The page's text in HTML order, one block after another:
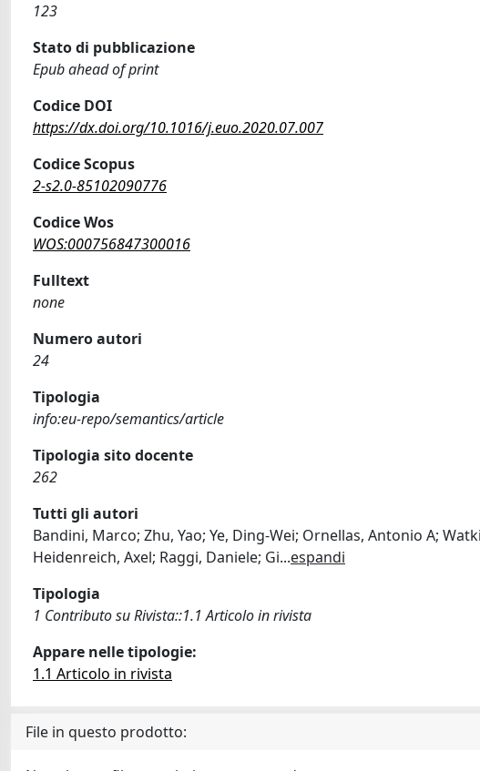
123
Stato di pubblicazione
Epub ahead of print
Codice DOI
https://dx.doi.org/10.1016/j.euo.2020.07.007
Codice Scopus
2-s2.0-85102090776
Codice Wos
WOS:000756847300016
Fulltext
none
Numero autori
24
Tipologia
info:eu-repo/semantics/article
Tipologia sito docente
262
Tutti gli autori
Bandini, Marco; Zhu, Yao; Ye, Ding-Wei; Ornellas, Antonio A;
Heidenreich, Axel; Raggi, Daniele; Gi...espandi
Tipologia
1 Contributo su Rivista::1.1 Articolo in rivista
Appare nelle tipologie:
1.1 Articolo in rivista
File in questo prodotto: